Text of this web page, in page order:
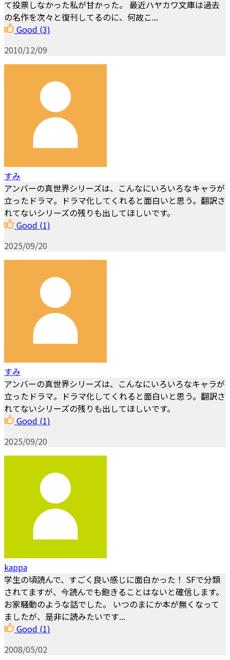
て投票しなかった私が甘かった。 最近ハヤカワ文庫は過去
の名作を次々と復刊してるのに、何故こ...
Good (3)
2010/12/09
すみ
アンバーの真世界シリーズは、こんなにいろいろなキャラが
立ったドラマ。ドラマ化してくれると面白いと思う。翻訳さ
れてないシリーズの残りも出してほしいです。
Good (1)
2025/09/20
すみ
アンバーの真世界シリーズは、こんなにいろいろなキャラが
立ったドラマ。ドラマ化してくれると面白いと思う。翻訳さ
れてないシリーズの残りも出してほしいです。
Good (1)
2025/09/20
kappa
学生の頃読んで、すごく良い感じに面白かった！ SFで分類
されてますが、今読んでも飽きることはないと確信します。
お家騒動のような話でした。 いつのまにか本が無くなって
ましたが、是非に読みたいです...
Good (1)
2008/05/02